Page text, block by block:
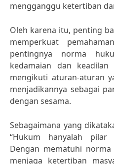
mengganggu ketertiban
Oleh karena itu, penting
memperkuat
pentingnya norma
kedamaian dan
mengikuti aturan-aturan
menjadikannya sebagai
dengan sesama.
Sebagaimana yang
“Hukum hanyalah
Dengan mematuhi
menjaga ketertiban